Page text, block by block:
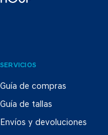
SERVICIOS
Guía de compras
Guía de tallas
Envíos y devoluciones